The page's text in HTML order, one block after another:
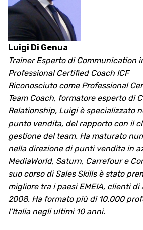
Luigi Di Genua
Trainer Esperto di Communication
Professional Certified Coach ICF
Riconosciuto come Professional
Team Coach, formatore esperto di
Relationship, Luigi è specializzato
punto vendita, del rapporto con il
gestione del team. Ha maturato
nella direzione di punti vendita in
MediaWorld, Saturn, Carrefour e
suo corso di Sales Skills è stato
migliore tra i paesi EMEIA, clienti di
2008. Ha formato più di 10.000
l’Italia negli ultimi 10 anni.